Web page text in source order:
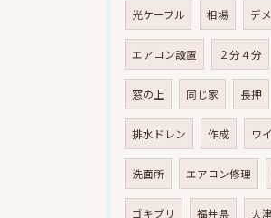
光ケーブル 相場 デ
エアコン設置 ２分４分
窓の上 同じ家 長押
排水ドレン 作成 ワ
洗面所 エアコン修理
ゴキブリ 福井県 大